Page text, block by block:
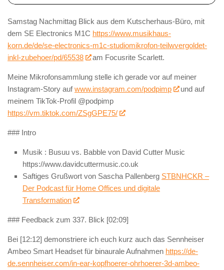
Samstag Nachmittag Blick aus dem Kutscherhaus-Büro, mit
dem SE Electronics M1C https://www.musikhaus-
korn.de/de/se-electronics-m1c-studiomikrofon-teilwvergoldet-
inkl-zubehoer/pd/65538
am Focusrite Scarlett.
Meine Mikrofonsammlung stelle ich gerade vor auf meiner
Instagram-Story aufwww.instagram.com/podpimp
und auf
meinem TikTok-Profil @podpimp
https://vm.tiktok.com/ZSgGPE75/
### Intro
Musik : Busuu vs. Babble von David Cutter Music
https://www.davidcuttermusic.co.uk
Saftiges Grußwort von Sascha Pallenberg STBNHCKR –
Der Podcast für Home Offices und digitale
Transformation
### Feedback zum 337. Blick [02:09]
Bei [12:12] demonstriere ich euch kurz auch das Sennheiser
Ambeo Smart Headset für binaurale Aufnahmen https://de-
de.sennheiser.com/in-ear-kopfhoerer-ohrhoerer-3d-ambeo-